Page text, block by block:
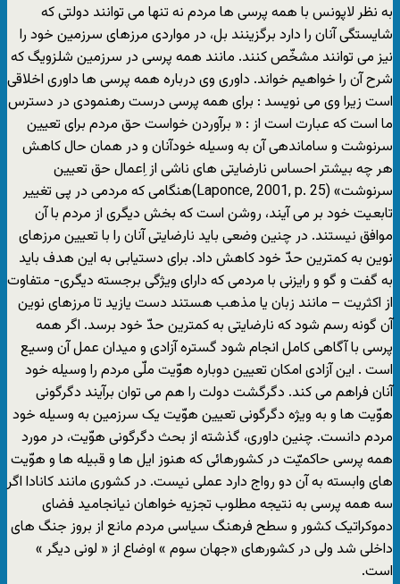
به نظر لاپونس با همه پرسی ها مردم نه تنها می توانند دولتی که
شایستگی آنان را دارد برگزینند بل، در مواردی مرزهای سرزمین خود را
نیز می توانند مشخّص کنند. مانند همه پرسی در سرزمین شلزویگ که
شرح آن را خواهیم خواند. داوری وی درباره همه پرسی ها داوری اخلاقی
است زیرا وی می نویسد : برای همه پرسی درست رهنمودی در دسترس
ما است که عبارت است از : « برآوردن خواست حق مردم برای تعیین
سرنوشت و ساماندهی آن به وسیله خودآنان و در همان حال کاهش
هر چه بیشتر احساس نارضایتی های ناشی از اِعمال حق تعیین
سرنوشت» (Laponce, 2001, p. 25)هنگامی که مردمی در پی تغییر
تابعیت خود بر می آیند، روشن است که بخش دیگری از مردم با آن
موافق نیستند. در چنین وضعی باید نارضایتی آنان را با تعیین مرزهای
نوین به کمترین حدّ خود کاهش داد. برای دستیابی به این هدف باید
به گفت و گو و رایزنی با مردمی که دارای ویژگی برجسته دیگری- متفاوت
از اکثریت – مانند زبان یا مذهب هستند دست یازید تا مرزهای نوین
آن گونه رسم شود که نارضایتی به کمترین حدّ خود برسد. اگر همه
پرسی با آگاهی کامل انجام شود گستره آزادی و میدان عمل آن وسیع
است . این آزادی امکان تعیین دوباره هوّیت ملّی مردم را وسیله خود
آنان فراهم می کند. دگرگشت دولت را هم می توان برآیند دگرگونی
هوّیت ها و به ویژه دگرگونی تعیین هوّیت یک سرزمین به وسیله خود
مردم دانست. چنین داوری، گذشته از بحث دگرگونی هوّیت، در مورد
همه پرسی حاکمیّت در کشورهائی که هنوز ایل ها و قبیله ها و هوّیت
های وابسته به آن دو رواج دارد عملی نیست. در کشوری مانند کانادا اگر
سه همه پرسی به نتیجه مطلوب تجزیه خواهان نیانجامید فضای
دموکراتیک کشور و سطح فرهنگ سیاسی مردم مانع از بروز جنگ های
داخلی شد ولی در کشورهای «جهان سوم » اوضاع از « لونی دیگر »
است.